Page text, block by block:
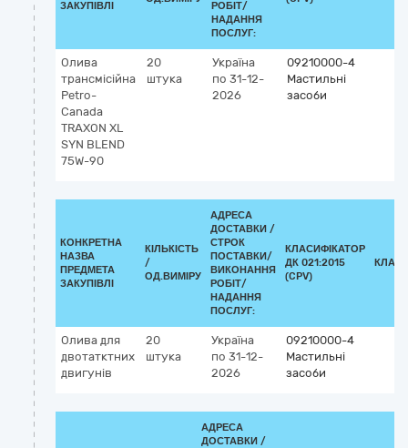
ЗАКУПІВЛІ
РОБІТ/
НАДАННЯ
ПОСЛУГ:
Олива
трансмісійна
​Petro-
Canada
TRAXON XL
SYN BLEND
75W-90
20
штука
Україна
по 31-12-
2026
09210000-4
Мастильні
засоби
КОНКРЕТНА
НАЗВА
ПРЕДМЕТА
ЗАКУПІВЛІ
КІЛЬКІСТЬ
/
ОД.ВИМІРУ
АДРЕСА
ДОСТАВКИ /
СТРОК
ПОСТАВКИ/
ВИКОНАННЯ
РОБІТ/
НАДАННЯ
ПОСЛУГ:
КЛАСИФІКАТОР
ДК 021:2015
(CPV)
Олива для
двотатктних
двигунів
20
штука
Україна
по 31-12-
2026
09210000-4
Мастильні
засоби
АДРЕСА
ДОСТАВКИ /